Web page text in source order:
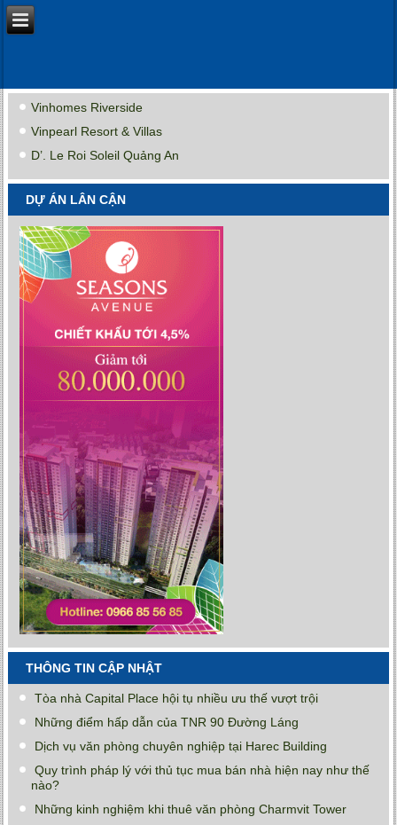
Vinhomes Riverside
Vinpearl Resort & Villas
D’. Le Roi Soleil Quảng An
DỰ ÁN LÂN CẬN
THÔNG TIN CẬP NHẬT
Tòa nhà Capital Place hội tụ nhiều ưu thế vượt trội
Những điểm hấp dẫn của TNR 90 Đường Láng
Dịch vụ văn phòng chuyên nghiệp tại Harec Building
Quy trình pháp lý với thủ tục mua bán nhà hiện nay như thế
nào?
Những kinh nghiệm khi thuê văn phòng Charmvit Tower